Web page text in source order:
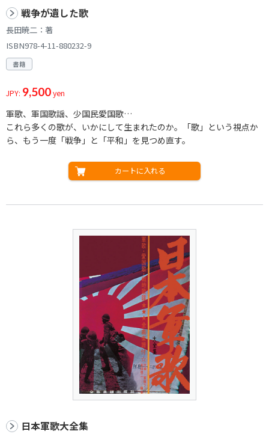
戦争が遺した歌
長田暁二：著
ISBN978-4-11-880232-9
書籍
JPY: 9,500yen
軍歌、軍国歌謡、少国民愛国歌…
これら多くの歌が、いかにして生まれたのか。「歌」という視点か
ら、もう一度「戦争」と「平和」を見つめ直す。
カートに入れる
日本軍歌大全集